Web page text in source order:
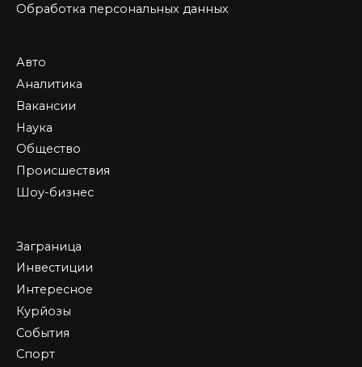
Обработка персональных данных
Авто
Аналитика
Вакансии
Наука
Общество
Происшествия
Шоу-бизнес
Заграница
Инвестиции
Интересное
Курйозы
События
Спорт